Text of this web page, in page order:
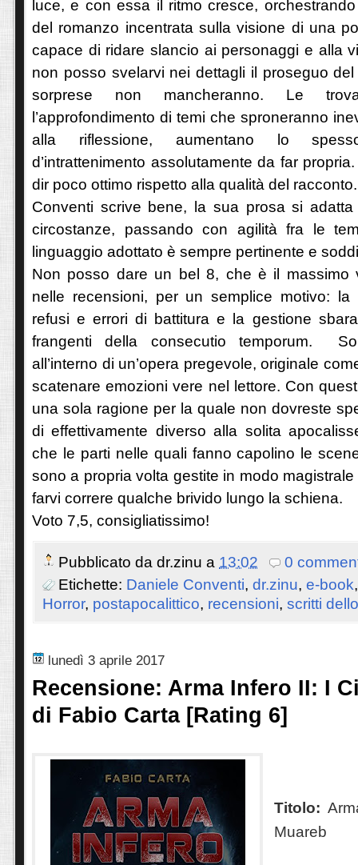
luce, e con essa il ritmo cresce,
del romanzo incentrata sulla visione di una
capace di ridare slancio ai personaggi e alla
non posso svelarvi nei dettagli il proseguo
sorprese non mancheranno. Le
l’approfondimento di temi che sproneranno
alla riflessione, aumentano lo
d’intrattenimento assolutamente da far
dir poco ottimo rispetto alla qualità del racconto.
Conventi scrive bene, la sua prosa si
circostanze, passando con agilità fra le
linguaggio adottato è sempre pertinente e
Non posso dare un bel 8, che è il massimo
nelle recensioni, per un semplice motivo: la
refusi e errori di battitura e la gestione
frangenti della consecutio temporum.
all’interno di un’opera pregevole, originale
scatenare emozioni vere nel lettore. Con
una sola ragione per la quale non dovreste
di effettivamente diverso alla solita
che le parti nelle quali fanno capolino le
sono a propria volta gestite in modo
farvi correre qualche brivido lungo la schiena.
Voto 7,5, consigliatissimo!
Pubblicato da dr.zinu a 13:02
0
Etichette: Daniele Conventi, dr.zinu, e-book
Horror, postapocalittico, recensioni, scritti
lunedì 3 aprile 2017
Recensione: Arma Infero II: I
di Fabio Carta [Rating 6]
Titolo:
Muareb